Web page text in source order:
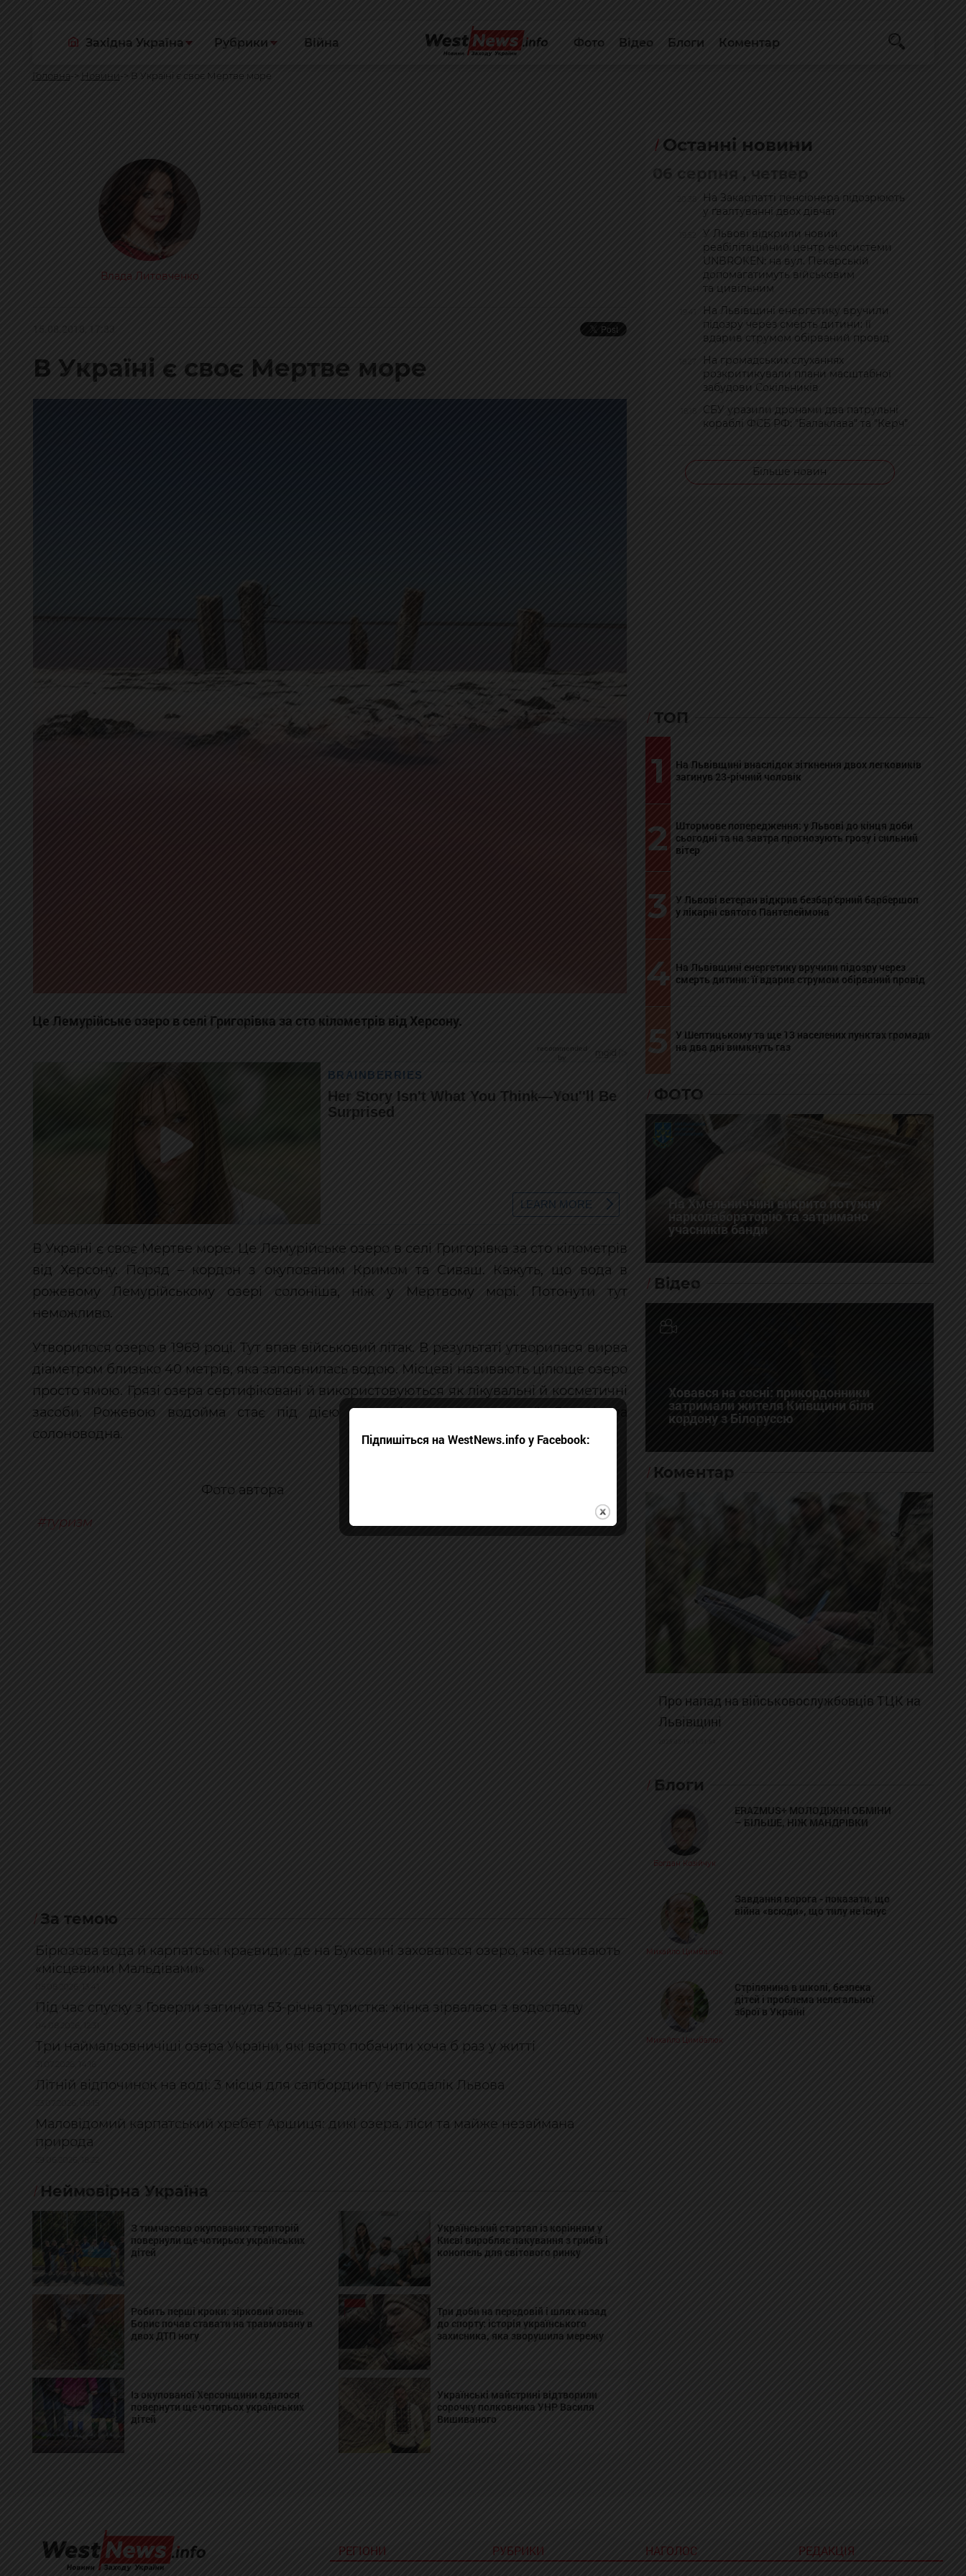
Західна Україна Рубрики Війна Фото Відео Блоги Коментар
Головна Новини В Україні є своє Мертве море
Влада Литовченко
В Україні є своє Мертве море
Це Лемурійське озеро в селі Григорівка за сто кілометрів від Херсону.
В Україні є своє Мертве море. Це Лемурійське озеро в селі Григорівка за сто кілометрів
від Херсону. Поряд – кордон з окупованим Кримом та Сиваш. Кажуть, що вода в
рожевому Лемурійському озері солоніша, ніж у Мертвому морі. Потонути тут
неможливо.
Утворилося озеро в 1969 році. Тут впав військовий літак. В результаті утворилася вирва
діаметром близько 40 метрів, яка заповнилась водою. Місцеві називають цілюще озеро
просто ямою. Грязі озера сертифіковані й використовуються як лікувальні й косметичні
засоби. Рожевою водойма стає під дією одноклітинних водоростей Дуналіелла
солоноводна.
Фото автора
туризм
За темою
Бірюзова вода й карпатські краєвиди: де на Буковині заховалося озеро, яке називають
«місцевими Мальдівами»
Під час спуску з Говерли загинула 53-річна туристка: жінка зірвалася з водоспаду
Три наймальовничіші озера України, які варто побачити хоча б раз у житті
Літній відпочинок на воді: 3 місця для сапбордингу неподалік Львова
Маловідомий карпатський хребет Аршиця: дикі озера, ліси та майже незаймана
природа
Неймовірна Україна
З тимчасово окупованих територій
повернули ще чотирьох українських
дітей
Український стартап із корінням у
Києві виробляє пакування з грибів і
конопель для світового ринку
Робить перші кроки: зірковий олень
Борис почав ставати на травмовану в
двох ДТП ногу
Три доби на передовій і шлях назад
до спорту: історія українського
захисника, яка зворушила мережу
Із окупованої Херсонщини вдалося
повернути ще чотирьох українських
дітей
Українські майстрині відтворили
сорочку полковника УНР Василя
Вишиваного
Останні новини
06 серпня , четвер
На Закарпатті пенсіонера підозрюють
у ґвалтуванні двох дівчат
У Львові відкрили новий
реабілітаційний центр екосистеми
UNBROKEN: на вул. Пекарській
допомагатимуть військовим
та цивільним
На Львівщині енергетику вручили
підозру через смерть дитини: її
вдарив струмом обірваний провід
На громадських слуханнях
розкритикували плани масштабної
забудови Сокільників
СБУ уразили дронами два патрульні
кораблі ФСБ РФ: "Балаклава" та "Керч"
Більше новин
ТОП
1
На Львівщині внаслідок зіткнення двох легковиків
загинув 23-річний чоловік
2
Штормове попередження: у Львові до кінця доби
сьогодні та на завтра прогнозують грозу і сильний
вітер
3
У Львові ветеран відкрив безбар’єрний барбершоп
у лікарні святого Пантелеймона
4 На Львівщині енергетику вручили підозру через
смерть дитини: її вдарив струмом обірваний провід
5
У Шептицькому та ще 13 населених пунктах громади
на два дні вимкнуть газ
ФОТО
На Хмельниччині викрито потужну
нарколабораторію та затримано
учасників банди
Відео
Ховався на сосні: прикордонники
затримали жителя Київщини біля
кордону з Білоруссю
Коментар
Про напад на військовослужбовців ТЦК на
Львівщині
Блоги
Богдан Козійчук
ERAZMUS+ МОЛОДІЖНІ ОБМІНИ
– БІЛЬШЕ, НІЖ МАНДРІВКИ
Михайло Цимбалюк
Завдання ворога - показати, що
війна «всюди», що тилу не існує
Михайло Цимбалюк
Стрілянина в школі, безпека
дітей і проблема нелегальної
зброї в Україні
РЕГІОНИ РУБРИКИ НАГОЛОС РЕДАКЦІЯ
Підпишіться на WestNews.info у Facebook: